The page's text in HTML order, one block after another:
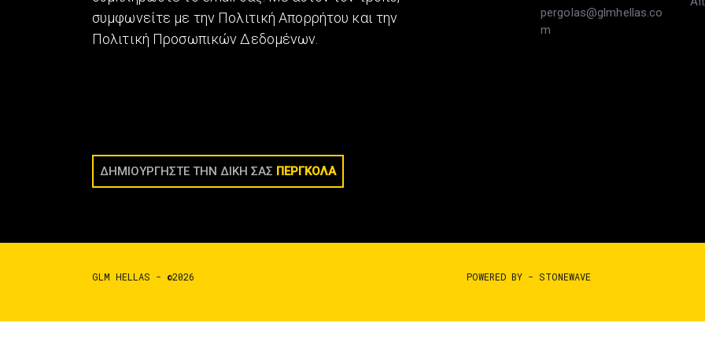
συμφωνείτε με την Πολιτική Απορρήτου και την
Πολιτική Προσωπικών Δεδομένων.
ΔΗΜΙΟΥΡΓΗΣΤΕ ΤΗΝ ΔΙΚΗ ΣΑΣ ΠΕΡΓΚΟΛΑ
pergolas@glmhellas.co
m
GLM HELLAS - ©2026 POWERED BY - STONEWAVE